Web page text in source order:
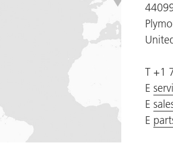
T +1
E
E
E